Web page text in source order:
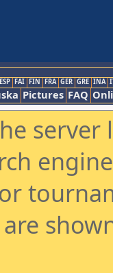
ESP FAI FIN FRA GER GRE INA
Pictures FAQ